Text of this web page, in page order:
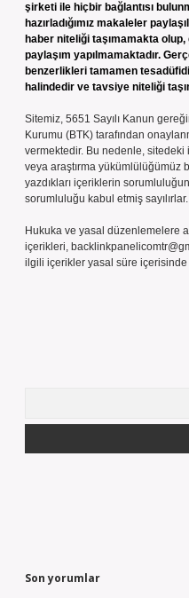
şirketi ile hiçbir bağlantısı
hazırladığımız makaleler
haber niteliği taşımamakta
paylaşım yapılmamaktadır.
benzerlikleri tamamen
halindedir ve tavsiye niteliği
Sitemiz, 5651 Sayılı Kanun
Kurumu (BTK) tarafından
vermektedir. Bu nedenle,
veya araştırma yükümlülüğümüz
yazdıkları içeriklerin
sorumluluğu kabul etmiş sayılırlar.
Hukuka ve yasal düzenlemelere
içerikleri,
ilgili içerikler yasal süre içerisinde
Son yorumlar